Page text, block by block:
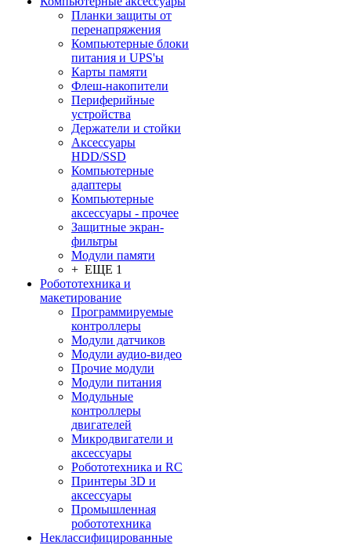
Планки защиты от
перенапряжения
Компьютерные блоки
питания и UPS'ы
Карты памяти
Флеш-накопители
Периферийные
устройства
Держатели и стойки
Аксессуары
HDD/SSD
Компьютерные
адаптеры
Компьютерные
аксессуары - прочее
Защитные экран-
фильтры
Модули памяти
+ ЕЩЕ 1
Робототехника и
макетирование
Программируемые
контроллеры
Модули датчиков
Модули аудио-видео
Прочие модули
Модули питания
Модульные
контроллеры
двигателей
Микродвигатели и
аксессуары
Робототехника и RC
Принтеры 3D и
аксессуары
Промышленная
робототехника
Неклассифицированные